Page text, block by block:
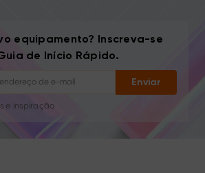
equipamento? Inscreva-se
de Início Rápido.
Enviar
Um clique a qualquer momento
e ofertas
e inspiração
apenas para o conteúdo solicitado